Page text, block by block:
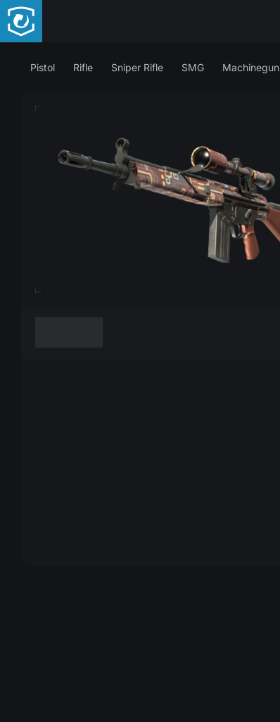
Pistol Rifle Sniper Rifle SMG Machinegun